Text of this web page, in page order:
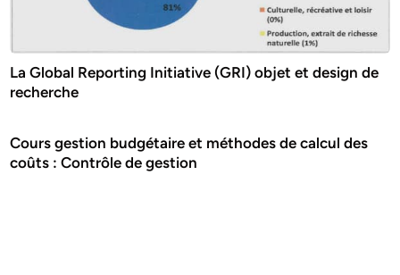
La Global Reporting Initiative (GRI) objet et design de
recherche
Cours gestion budgétaire et méthodes de calcul des
coûts : Contrôle de gestion